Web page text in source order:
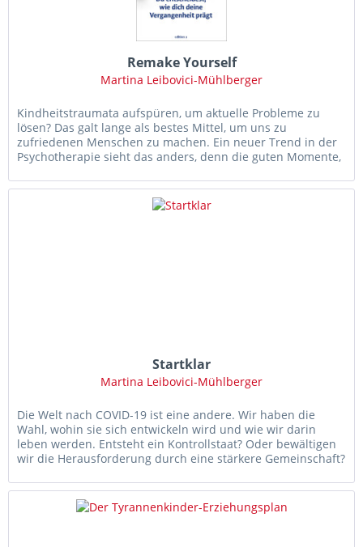
Remake Yourself
Martina Leibovici-Mühlberger
Kindheitstraumata aufspüren, um aktuelle Probleme zu
lösen? Das galt lange als bestes Mittel, um uns zu
zufriedenen Menschen zu machen. Ein neuer Trend in der
Psychotherapie sieht das anders, denn die guten Momente,
Startklar
Martina Leibovici-Mühlberger
Die Welt nach COVID-19 ist eine andere. Wir haben die
Wahl, wohin sie sich entwickeln wird und wie wir darin
leben werden. Entsteht ein Kontrollstaat? Oder bewältigen
wir die Herausforderung durch eine stärkere Gemeinschaft?